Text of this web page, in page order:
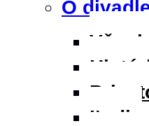
O
Ľudia